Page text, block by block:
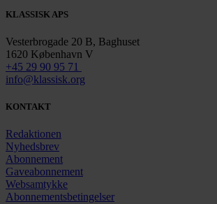
KLASSISK APS
Vesterbrogade 20 B, Baghuset
1620 København V
+45 29 90 95 71
info@klassisk.org
KONTAKT
Redaktionen
Nyhedsbrev
Abonnement
Gaveabonnement
Websamtykke
Abonnementsbetingelser